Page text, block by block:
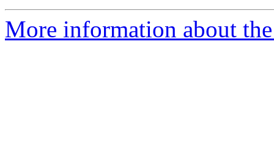
More information about